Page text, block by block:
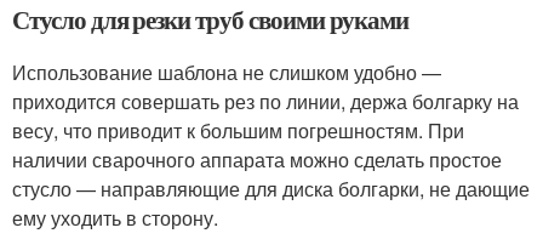
Стусло для резки труб своими руками
Использование шаблона не слишком удобно —
приходится совершать рез по линии, держа болгарку на
весу, что приводит к большим погрешностям. При
наличии сварочного аппарата можно сделать простое
стусло — направляющие для диска болгарки, не дающие
ему уходить в сторону.